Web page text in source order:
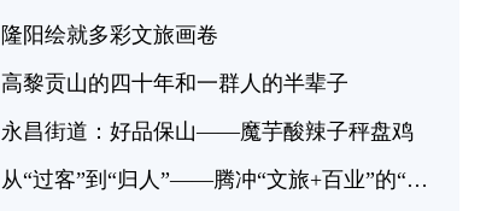
隆阳绘就多彩文旅画卷
高黎贡山的四十年和一群人的半辈子
永昌街道：好品保山——魔芋酸辣子秤盘鸡
从“过客”到“归人”——腾冲“文旅+百业”的“小而美”样本